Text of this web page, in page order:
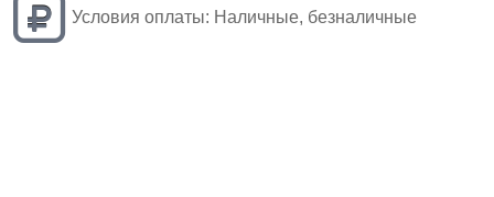
Условия оплаты: Наличные, безналичные